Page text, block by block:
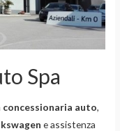
Spa
concessionaria auto,
e assistenza